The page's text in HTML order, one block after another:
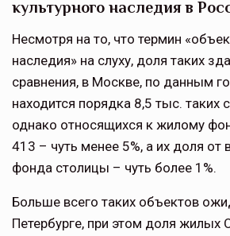
культурного наследия в
Несмотря на то, что термин
наследия» на слуху, доля таких
сравнения, в Москве, по данным
находится порядка 8,5 тыс. таких
однако относящихся к жилому
413 – чуть менее 5%, а их доля от
фонда столицы – чуть более 1%.
Больше всего таких объектов
Петербурге, при этом доля жилых